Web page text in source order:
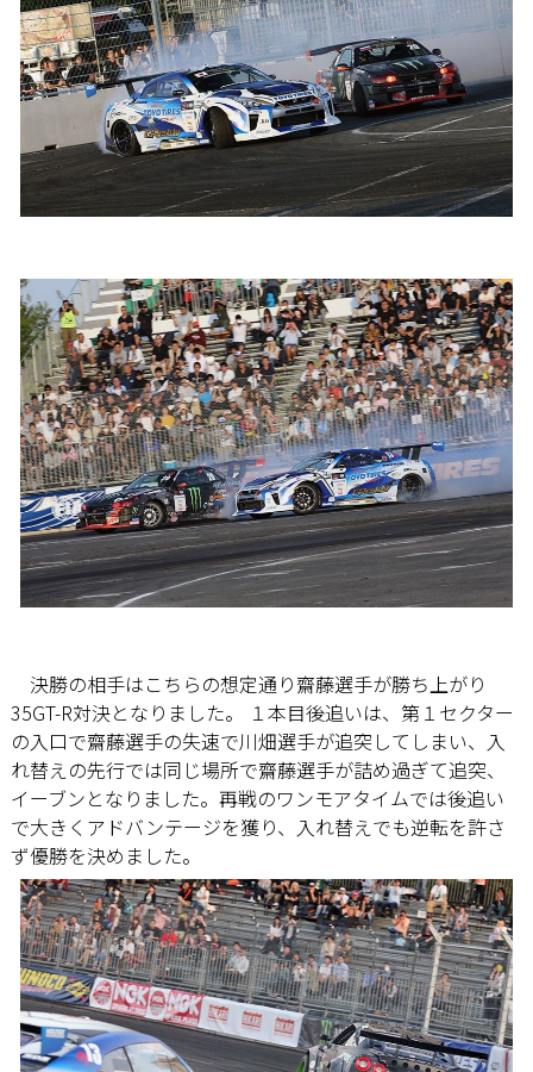
決勝の相手はこちらの想定通り齋藤選手が勝ち上がり
35GT-R対決となりました。 １本目後追いは、第１セクター
の入口で齋藤選手の失速で川畑選手が追突してしまい、入
れ替えの先行では同じ場所で齋藤選手が詰め過ぎて追突、
イーブンとなりました。再戦のワンモアタイムでは後追い
で大きくアドバンテージを獲り、入れ替えでも逆転を許さ
ず優勝を決めました。